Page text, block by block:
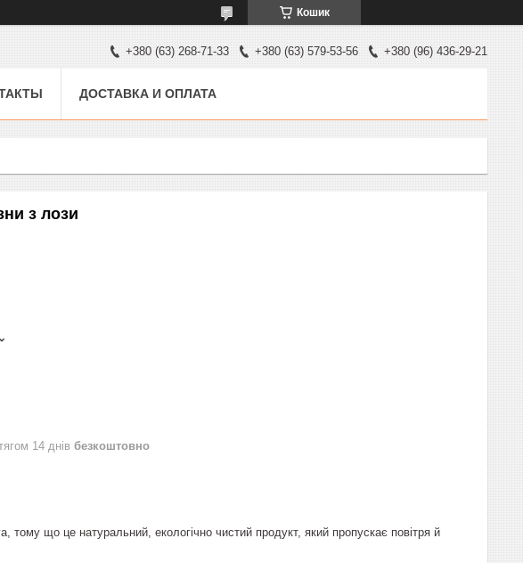
Кошик
+380 (63) 268-71-33 +380 (63) 579-53-56 +380 (96) 436-29-21
ДОСТАВКА И ОПЛАТА
з лози
14 днів безкоштовно
що це натуральний, екологічно чистий продукт, який пропускає повітря й